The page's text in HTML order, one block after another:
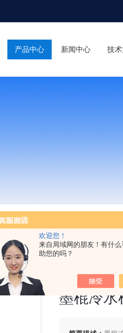
欢迎您！
来自局域网的朋友！有什
助您的吗？
产品中心 新闻中心 技
墨棍冷水机
墨棍冷水